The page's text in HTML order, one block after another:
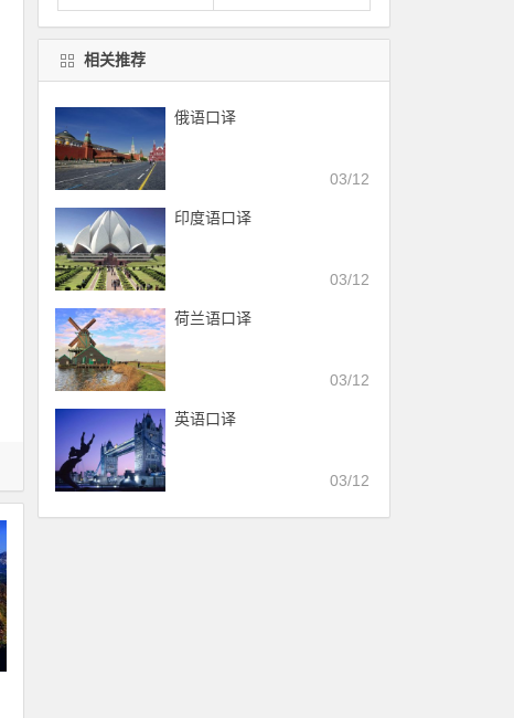
相关推荐
俄语口译
03/12
印度语口译
03/12
荷兰语口译
03/12
英语口译
03/12